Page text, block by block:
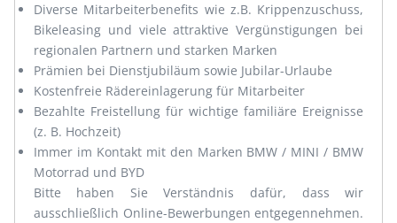
Diverse Mitarbeiterbenefits wie z.B. Krippenzuschuss,
Bikeleasing und viele attraktive Vergünstigungen bei
regionalen Partnern und starken Marken
Prämien bei Dienstjubiläum sowie Jubilar-Urlaube
Kostenfreie Rädereinlagerung für Mitarbeiter
Bezahlte Freistellung für wichtige familiäre Ereignisse
(z. B. Hochzeit)
Immer im Kontakt mit den Marken BMW / MINI / BMW
Motorrad und BYD
Bitte haben Sie Verständnis dafür, dass wir
ausschließlich Online-Bewerbungen entgegennehmen.